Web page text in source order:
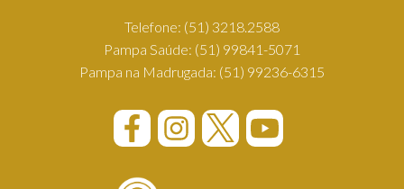
Telefone: (51) 3218.2588
Pampa Saúde: (51) 99841-5071
Pampa na Madrugada: (51) 99236-6315